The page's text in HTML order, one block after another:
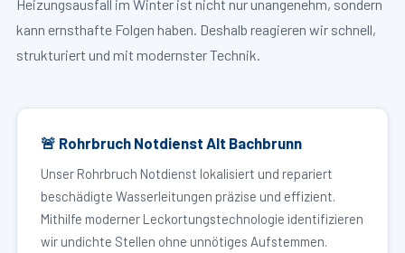
Heizungsausfall im Winter ist nicht nur unangenehm, sondern
kann ernsthafte Folgen haben. Deshalb reagieren wir schnell,
strukturiert und mit modernster Technik.
🚨 Rohrbruch Notdienst Alt Bachbrunn
Unser Rohrbruch Notdienst lokalisiert und repariert
beschädigte Wasserleitungen präzise und effizient.
Mithilfe moderner Leckortungstechnologie identifizieren
wir undichte Stellen ohne unnötiges Aufstemmen.